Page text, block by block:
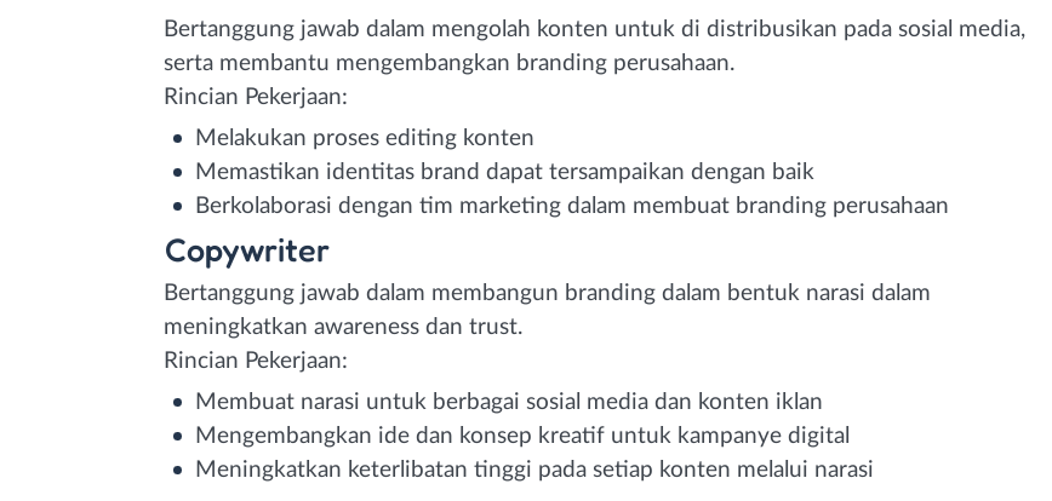
Bertanggung jawab dalam mengolah konten untuk di distribusikan pada sosial media,
serta membantu mengembangkan branding perusahaan.
Rincian Pekerjaan:
Melakukan proses editing konten
Memastikan identitas brand dapat tersampaikan dengan baik
Berkolaborasi dengan tim marketing dalam membuat branding perusahaan
Copywriter
Bertanggung jawab dalam membangun branding dalam bentuk narasi dalam
meningkatkan awareness dan trust.
Rincian Pekerjaan:
Membuat narasi untuk berbagai sosial media dan konten iklan
Mengembangkan ide dan konsep kreatif untuk kampanye digital
Meningkatkan keterlibatan tinggi pada setiap konten melalui narasi